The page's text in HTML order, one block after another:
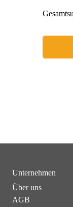
Unternehmen
Über uns
AGB